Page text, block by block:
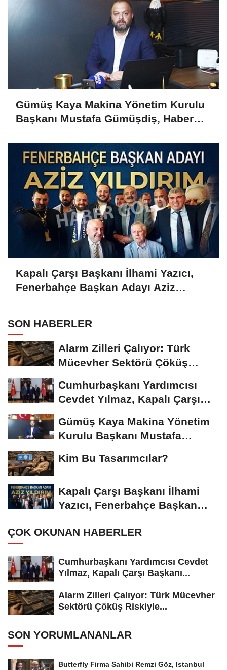
Gümüş Kaya Makina Yönetim Kurulu
Başkanı Mustafa Gümüşdiş, Haber
Kapalı Çarşı Başkanı İlhami Yazıcı,
Fenerbahçe Başkan Adayı Aziz
SON HABERLER
Alarm Zilleri Çalıyor: Türk
Mücevher Sektörü Çöküş
Cumhurbaşkanı Yardımcısı
Cevdet Yılmaz, Kapalı Çarşı
Gümüş Kaya Makina Yönetim
Kurulu Başkanı Mustafa
Kim Bu Tasarımcılar?
Kapalı Çarşı Başkanı İlhami
Yazıcı, Fenerbahçe Başkan
ÇOK OKUNAN HABERLER
Cumhurbaşkanı Yardımcısı Cevdet
Yılmaz, Kapalı Çarşı Başkanı...
Alarm Zilleri Çalıyor: Türk Mücevher
Sektörü Çöküş Riskiyle...
SON YORUMLANANLAR
Butterfly Firma Sahibi Remzi Göz, Istanbul